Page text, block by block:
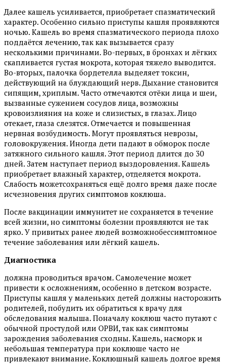
Далее кашель усиливается, приобретает спазматический
характер. Особенно сильно приступы кашля проявляются
ночью. Кашель во время спазматического периода плохо
поддаётся лечению, так как вызывается сразу
несколькими причинами. Во-первых, в бронхах и лёгких
скапливается густая мокрота, которая тяжело выводится.
Во-вторых, палочка бордетелла выделяет токсин,
действующий на блуждающий нерв. Дыхание становится
сипящим, хриплым. Часто отмечаются отёки лица и шеи,
вызванные сужением сосудов лица, возможны
кровоизлияния на коже и слизистых, в глазах. Лицо
отекает, глаза слезятся. Отмечается и повышенная
нервная возбудимость. Могут проявляться неврозы,
головокружения. Иногда дети падают в обморок после
затяжного сильного кашля. Этот период длится до 30
дней. Затем наступает период выздоровления. Кашель
приобретает влажный характер, отделяется мокрота.
Слабость можетсохраняться ещё долго время даже после
исчезновения других симптомов коклюша.
После вакцинации иммунитет не сохраняется в течение
всей жизни, но симптомы болезни проявляются не так
ярко. У привитых ранее людей возможнобессимптомное
течение заболевания или лёгкий кашель.
Диагностика
должна проводиться врачом. Самолечение может
привести к осложнениям, особенно в детском возрасте.
Приступы кашля у маленьких детей должны насторожить
родителей, побудить их обратиться к врачу для
обследования малыша. Поначалу коклюш часто путают с
обычной простудой или ОРВИ, так как симптомы
зарождения заболевания сходны. Кашель, насморк и
небольшая температура при коклюше часто не
привлекают внимание. Коклюшный кашель долгое время